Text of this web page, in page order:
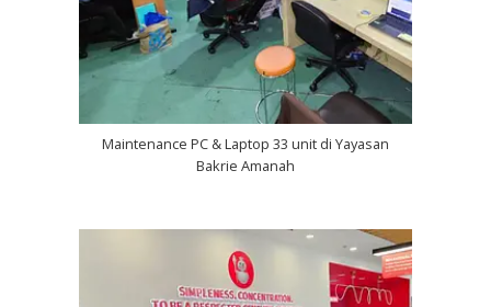
Maintenance PC & Laptop 33 unit di Yayasan
Bakrie Amanah